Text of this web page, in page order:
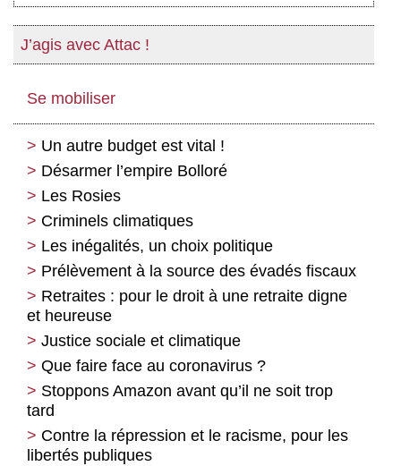
J’agis avec Attac !
Se mobiliser
Un autre budget est vital !
Désarmer l’empire Bolloré
Les Rosies
Criminels climatiques
Les inégalités, un choix politique
Prélèvement à la source des évadés fiscaux
Retraites : pour le droit à une retraite digne
et heureuse
Justice sociale et climatique
Que faire face au coronavirus ?
Stoppons Amazon avant qu’il ne soit trop
tard
Contre la répression et le racisme, pour les
libertés publiques